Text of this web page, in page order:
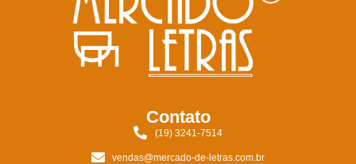
Contato
(19) 3241-7514
vendas@mercado-de-letras.com.br